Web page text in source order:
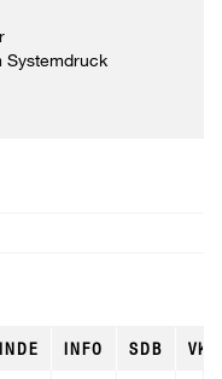
Systemdruck
INFO SDB VKE